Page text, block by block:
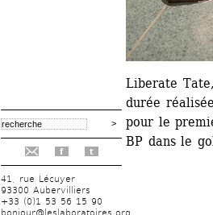
f t
41, rue Lécuyer
93300 Aubervilliers
+33 (0)1 53 56 15 90
bonjour@leslaboratoires.org
Liberate
durée
pour le
BP dans le